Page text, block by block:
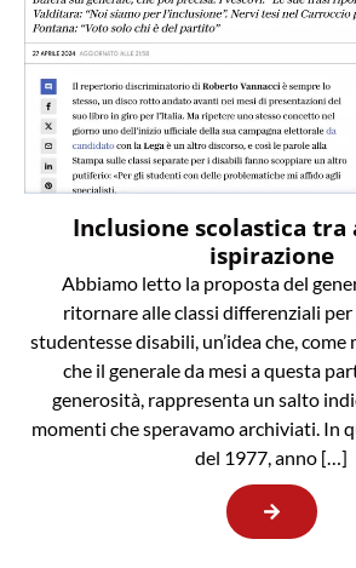
Inclusione scolastica tra
ispirazione
Abbiamo letto la proposta del
ritornare alle classi differenziali
studentesse disabili, un’idea che,
che il generale da mesi a questa
generosità, rappresenta un salto
momenti che speravamo archiviati. In
del 1977, anno […]